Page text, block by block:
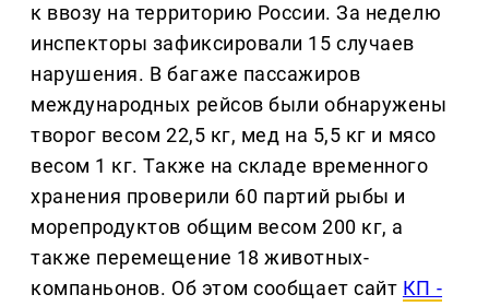
к ввозу на территорию России. За неделю
инспекторы зафиксировали 15 случаев
нарушения. В багаже пассажиров
международных рейсов были обнаружены
творог весом 22,5 кг, мед на 5,5 кг и мясо
весом 1 кг. Также на складе временного
хранения проверили 60 партий рыбы и
морепродуктов общим весом 200 кг, а
также перемещение 18 животных-
компаньонов. Об этом сообщает сайт КП -